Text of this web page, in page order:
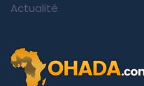
Actualité